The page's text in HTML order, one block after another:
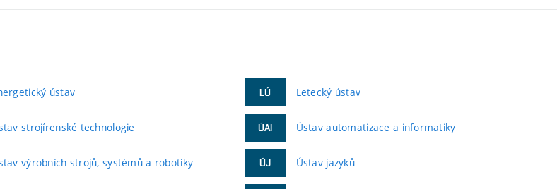
ústav
strojírenské technologie
výrobních strojů, systémů a robotiky
LÚ Letecký ústav
ÚAI Ústav automatizace a informatiky
ÚJ Ústav jazyků